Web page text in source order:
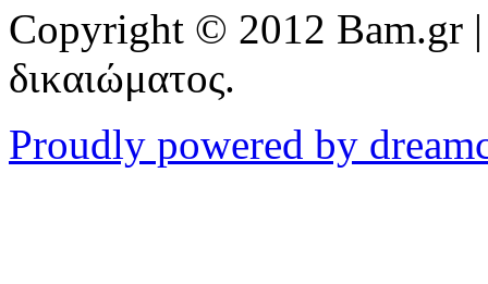
Copyright © 2012 Bam.gr |
δικαιώματος.
Proudly powered by